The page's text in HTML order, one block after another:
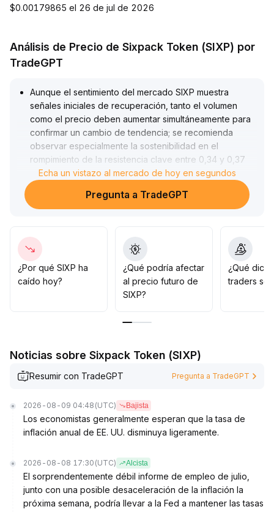
$0.00179865 el 26 de jul de 2026
Análisis de Precio de Sixpack Token (SIXP) por
TradeGPT
Aunque el sentimiento del mercado SIXP muestra
señales iniciales de recuperación, tanto el volumen
como el precio deben aumentar simultáneamente para
confirmar un cambio de tendencia; se recomienda
observar especialmente la sostenibilidad en el
rompimiento de la resistencia clave entre 0,34 y 0,37
dólares .
Dado que la liquidez general sigue siendo débil y la
profundidad limitada favorece el riesgo de alto
ritmo de órdenes y operaciones, evitando pérdidas
adicionales por operaciones pasivas en períodos de
baja liquidez.
La estrategia global se mantiene cautelosa y
expectante; es preferible aumentar asignaciones solo
quiebre del máximo previo.
Echa un vistazo al mercado de hoy en segundos
Pregunta a TradeGPT
¿Por qué SIXP ha
caído hoy?
¿Qué podría afectar
al precio futuro de
SIXP?
¿Qué
traders
Noticias sobre Sixpack Token (SIXP)
Resumir con TradeGPT Pregunta a TradeGPT
2026-08-09 04:48 (UTC) Bajista
Los economistas generalmente esperan que la tasa de
inflación anual de EE. UU. disminuya ligeramente.
2026-08-08 17:30 (UTC) Alcista
El sorprendentemente débil informe de empleo de julio,
junto con una posible desaceleración de la inflación la
próxima semana, podría llevar a la Fed a mantener las tasas